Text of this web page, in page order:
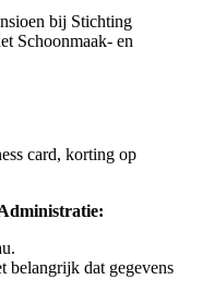
bij Stichting
Schoonmaak- en
card, korting op
belangrijk dat gegevens